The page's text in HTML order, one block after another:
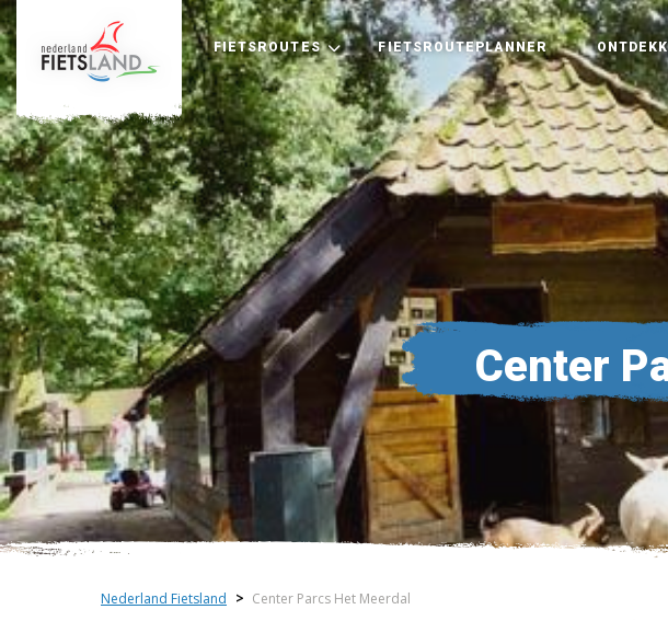
FIETSROUTES FIETSROUTEPLANNER
Center
Nederland Fietsland > Center Parcs Het Meerdal
+
−